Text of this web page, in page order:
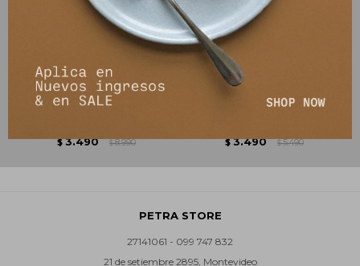
$ 3.490 $ 8.990 $ 3.490 $ 5.490
PETRA STORE
27141061 - 099 747 832
21 de setiembre 2895, Montevideo